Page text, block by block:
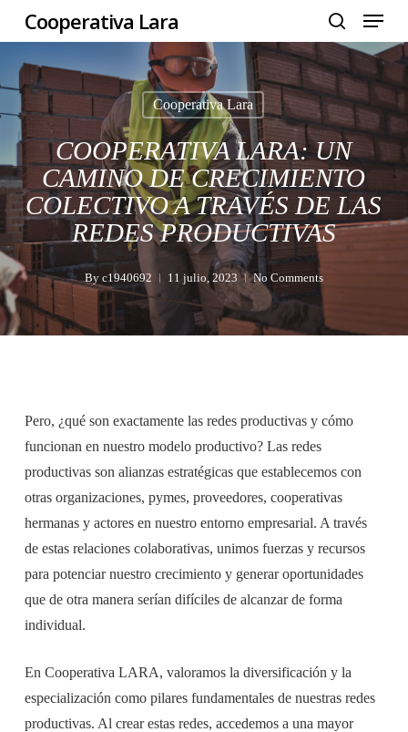
main
content
Cooperativa Lara
search
Menu
Cooperativa Lara
COOPERATIVA LARA: UN
CAMINO DE CRECIMIENTO
COLECTIVO A TRAVÉS DE LAS
REDES PRODUCTIVAS
By c1940692 11 julio, 2023 No Comments
Pero, ¿qué son exactamente las redes productivas y cómo
funcionan en nuestro modelo productivo? Las redes
productivas son alianzas estratégicas que establecemos con
otras organizaciones, pymes, proveedores, cooperativas
hermanas y actores en nuestro entorno empresarial. A través
de estas relaciones colaborativas, unimos fuerzas y recursos
para potenciar nuestro crecimiento y generar oportunidades
que de otra manera serían difíciles de alcanzar de forma
individual.
En Cooperativa LARA, valoramos la diversificación y la
especialización como pilares fundamentales de nuestras redes
productivas. Al crear estas redes, accedemos a una mayor
Close
Menu